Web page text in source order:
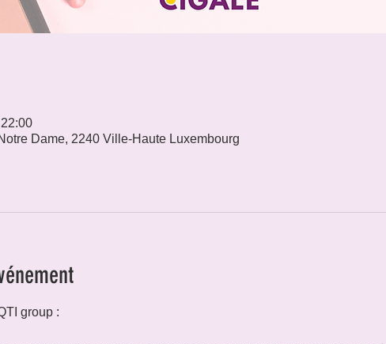
Dame, 2240 Ville-Haute Luxembourg
group :